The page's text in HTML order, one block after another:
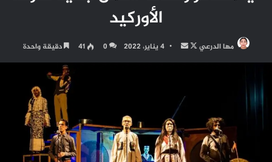
الأوركيد
مها الدرعي
تابع
على
أرسل
بريدا
4 يناير، 2022 0
41 دقيقة واحدة